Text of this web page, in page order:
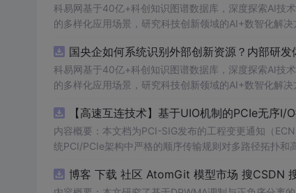
科易网基于40亿+科创知识图谱数据库，深度探索AI技
的多样化应用场景，研究科技创新领域的AI+数智化解
国央企如何系统识别外部创新资源？内部研
科易网基于40亿+科创知识图谱数据库，深度探索AI技
的多样化应用场景，研究科技创新领域的AI+数智化解
【高速互连技术】基于UIO机制的PCIe无序
内容概要：本文档为PCI-SIG发布的工程变更通知（
统PCI/PCIe架构中严格的顺序传输规则对多路径拓扑
O